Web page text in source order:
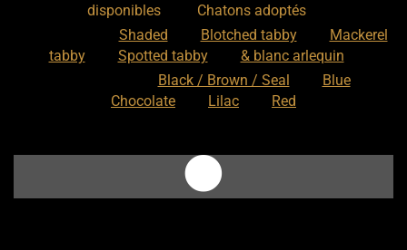
disponibles
Chatons adoptés
Shaded Blotched tabby
Mackerel
tabby
Spotted tabby & blanc arlequin
Black / Brown / Seal
Blue
Chocolate
Lilac Red